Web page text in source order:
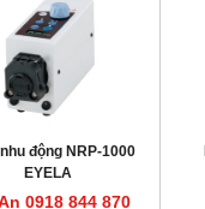
động NRP-1000
EYELA
0918 844 870